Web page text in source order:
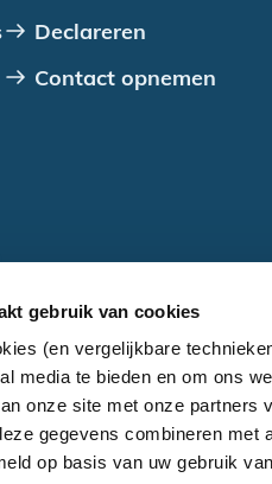
gebruik van cookies
(en vergelijkbare
media te bieden en om ons
onze site met onze partners
gegevens combineren
op basis van uw gebruik
Declareren
Contact opnemen
Geen